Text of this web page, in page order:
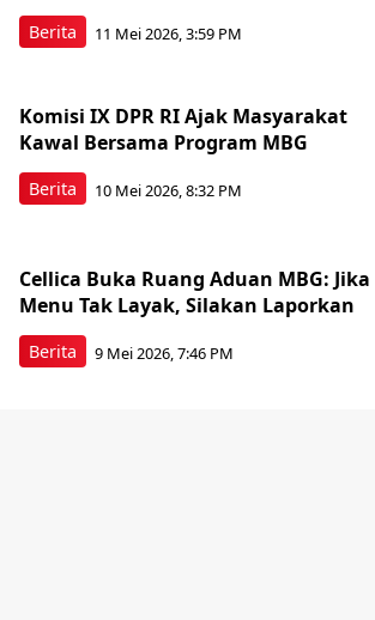
Berita 11 Mei 2026, 3:59 PM
Berita
Komisi IX DPR RI Ajak Masyarakat
Kawal Bersama Program MBG
10 Mei 2026, 8:32 PM
Berita
Cellica Buka Ruang Aduan MBG: Jika
Menu Tak Layak, Silakan Laporkan
9 Mei 2026, 7:46 PM